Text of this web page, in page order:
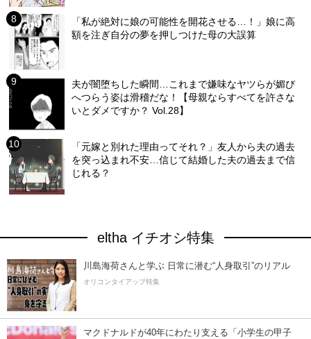
「私が絶対に娘の可能性を開花させる…！」娘に高
額を注ぎ自分の夢を押しつけた母の大誤算
夫が闇堕ちした瞬間…これまで嫌味なヤツらが媚び
へつらう姿は滑稽だな！【母親ならすべてを許さな
いとダメですか？ Vol.28】
「元嫁と別れた理由ってそれ？」友人から夫の過去
を突っ込まれ不安…信じて結婚した夫の過去まで信
じれる？
eltha イチオシ特集
川島海荷さんと学ぶ 日常に潜む“人身取引”のリアル
オリコンタイアップ特集
マクドナルドが40年にわたり支える「小学生の甲子